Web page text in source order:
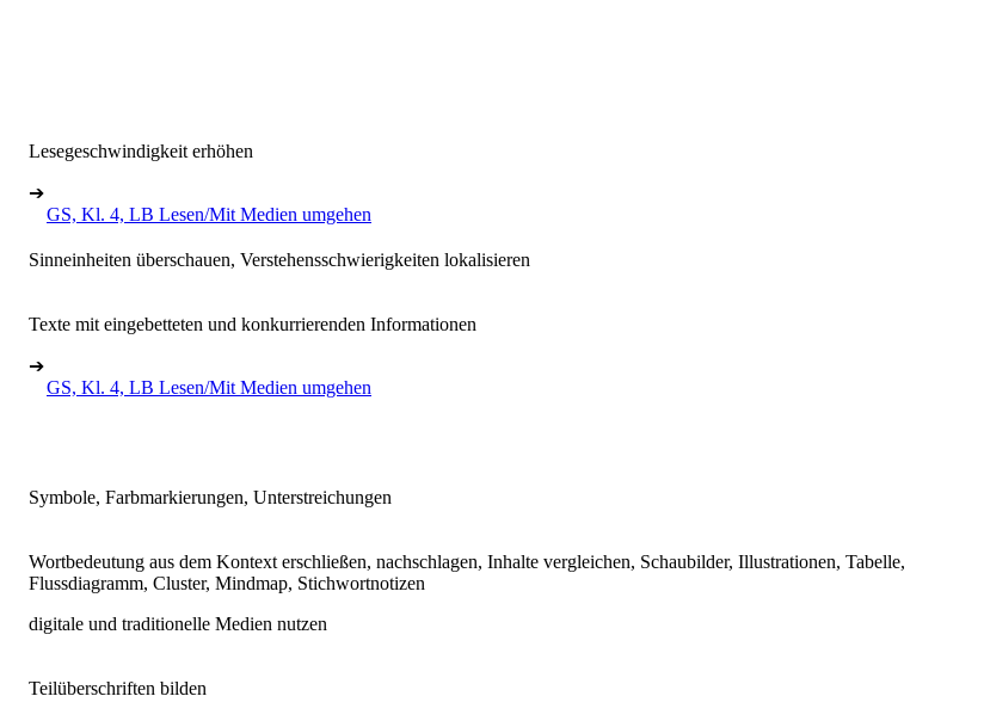
Lesegeschwindigkeit erhöhen
➔
GS, Kl. 4, LB Lesen/Mit Medien umgehen
Sinneinheiten überschauen, Verstehensschwierigkeiten lokalisieren
Texte mit eingebetteten und konkurrierenden Informationen
➔
GS, Kl. 4, LB Lesen/Mit Medien umgehen
Symbole, Farbmarkierungen, Unterstreichungen
Wortbedeutung aus dem Kontext erschließen, nachschlagen, Inhalte vergleichen, Schaubilder, Illustrationen, Tabelle,
Flussdiagramm, Cluster, Mindmap, Stichwortnotizen
digitale und traditionelle Medien nutzen
Teilüberschriften bilden